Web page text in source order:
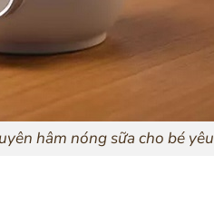
hâm nóng sữa cho bé yêu